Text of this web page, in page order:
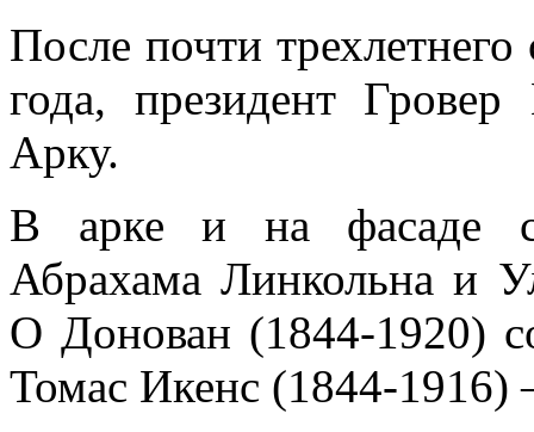
После почти трехлетнего
года, президент Гровер
Арку.
В арке и на фасаде
Абрахама Линкольна и
О Донован (1844-1920)
Томас Икенс (1844-1916)